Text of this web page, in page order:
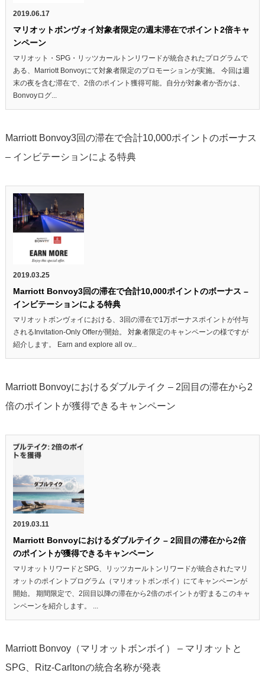
2019.06.17
マリオットボンヴォイ対象者限定の週末滞在でポイント2倍キャ
ンペーン
マリオット・SPG・リッツカールトンリワードが統合されたプログラムで
ある、Marriott Bonvoyにて対象者限定のプロモーションが実施。 今回は週
末の夜を含む滞在で、2倍のポイント獲得可能。自分が対象者か否かは、
Bonvoyログ...
Marriott Bonvoy3回の滞在で合計10,000ポイントのボーナス
– インビテーションによる特典
2019.03.25
Marriott Bonvoy3回の滞在で合計10,000ポイントのボーナス –
インビテーションによる特典
マリオットボンヴォイにおける、3回の滞在で1万ボーナスポイントが付与
されるInvitation-Only Offerが開始。 対象者限定のキャンペーンの様ですが
紹介します。 Earn and explore all ov...
Marriott Bonvoyにおけるダブルテイク – 2回目の滞在から2
倍のポイントが獲得できるキャンペーン
2019.03.11
Marriott Bonvoyにおけるダブルテイク – 2回目の滞在から2倍
のポイントが獲得できるキャンペーン
マリオットリワードとSPG、リッツカールトンリワードが統合されたマリ
オットのポイントプログラム（マリオットボンボイ）にてキャンペーンが
開始。 期間限定で、2回目以降の滞在から2倍のポイントが貯まるこのキャ
ンペーンを紹介します。 ...
Marriott Bonvoy（マリオットボンボイ） – マリオットと
SPG、Ritz-Carltonの統合名称が発表